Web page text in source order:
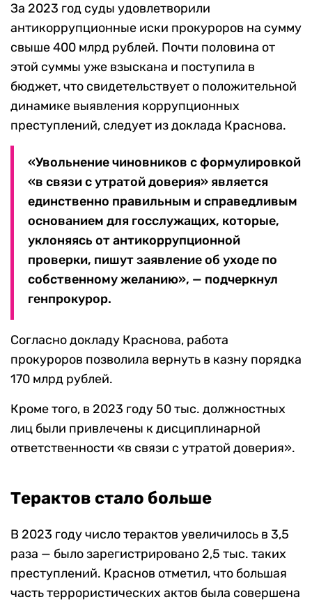
За 2023 год суды удовлетворили
антикоррупционные иски прокуроров на сумму
свыше 400 млрд рублей. Почти половина от
этой суммы уже взыскана и поступила в
бюджет, что свидетельствует о положительной
динамике выявления коррупционных
преступлений, следует из доклада Краснова.
«Увольнение чиновников с формулировкой
«в связи с утратой доверия» является
единственно правильным и справедливым
основанием для госслужащих, которые,
уклоняясь от антикоррупционной
проверки, пишут заявление об уходе по
собственному желанию», — подчеркнул
генпрокурор.
Согласно докладу Краснова, работа
прокуроров позволила вернуть в казну порядка
170 млрд рублей.
Кроме того, в 2023 году 50 тыс. должностных
лиц были привлечены к дисциплинарной
ответственности «в связи с утратой доверия».
Терактов стало больше
В 2023 году число терактов увеличилось в 3,5
раза — было зарегистрировано 2,5 тыс. таких
преступлений. Краснов отметил, что большая
часть террористических актов была совершена